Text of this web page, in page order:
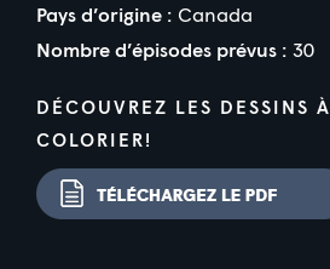
Pays d’origine : Canada
Nombre d’épisodes prévus : 30
DÉCOUVREZ LES DESSINS À
COLORIER!